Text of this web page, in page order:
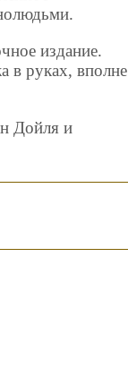
издание.
в руках, вполне
Дойля и